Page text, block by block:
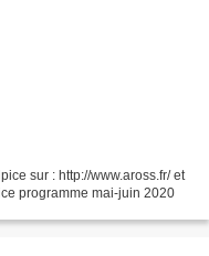
sur : http://www.aross.fr/ et
programme mai-juin 2020